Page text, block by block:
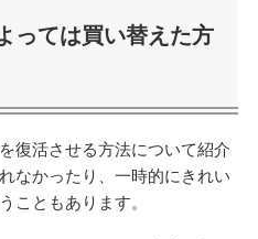
っては買い替えた方
復活させる方法について紹介
なかったり、一時的にきれい
こともあります。